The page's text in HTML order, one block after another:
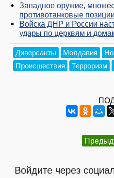
Западное оружие,
противотанковые
Войска ДНР и России
удары по церквям и
Диверсанты Молдавия
Происшествия
Терроризм
Войдите через